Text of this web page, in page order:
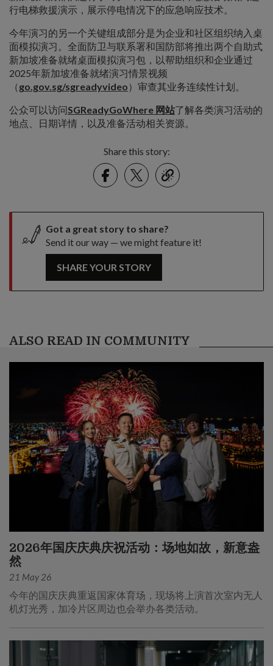
行电梯救援演示，展示停电情况下的应急响应技术。
今年演习的另一个关键组成部分是为企业和社区组织纳入桌
面模拟演习。全面防卫与联系署和国防部将推出两个自助式
新加坡准备就绪桌面模拟演习包，以帮助组织和企业通过
2025年新加坡准备就绪演习情景视频
（go.gov.sg/sgreadyvideo）审查其业务连续性计划。
公众可以访问SGReadyGoWhere 网站了解各类演习活动的
地点、日期详情，以及准备活动相关资源。
Share this story:
FacebookTwitter
link
Got a great story to share?
Send it our way — we might feature it!
SHARE YOUR STORY
ALSO READ IN COMMUNITY
2026年国庆庆典庆祝活动：场地如故，新意盎
然
21 May 26
今年的国庆庆典重返国家体育场，现场将上演首次室内无人
机灯光秀，加冷片区周边也会举办各类活动。